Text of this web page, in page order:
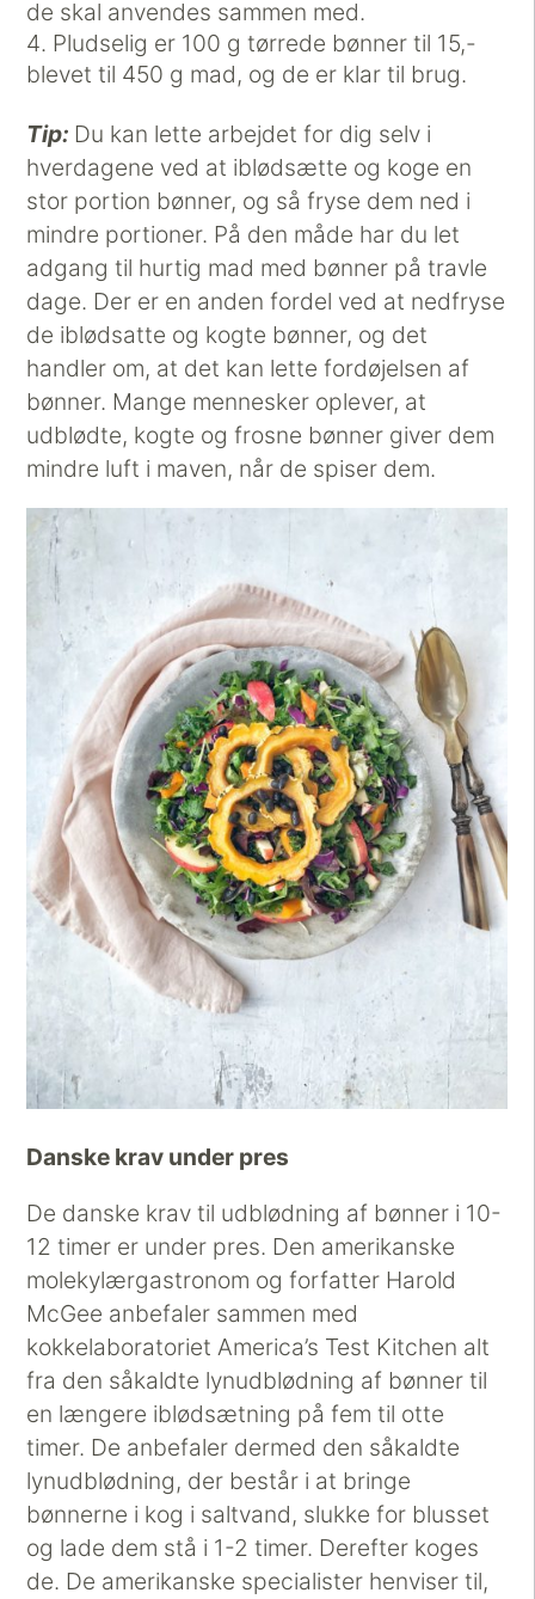
de skal anvendes sammen med.
Pludselig er 100 g tørrede bønner til 15,-
blevet til 450 g mad, og de er klar til brug.
Tip: Du kan lette arbejdet for dig selv i
hverdagene ved at iblødsætte og koge en
stor portion bønner, og så fryse dem ned i
mindre portioner. På den måde har du let
adgang til hurtig mad med bønner på travle
dage. Der er en anden fordel ved at nedfryse
de iblødsatte og kogte bønner, og det
handler om, at det kan lette fordøjelsen af
bønner. Mange mennesker oplever, at
udblødte, kogte og frosne bønner giver dem
mindre luft i maven, når de spiser dem.
Danske krav under pres
De danske krav til udblødning af bønner i 10-
12 timer er under pres. Den amerikanske
molekylærgastronom og forfatter Harold
McGee anbefaler sammen med
kokkelaboratoriet America’s Test Kitchen alt
fra den såkaldte lynudblødning af bønner til
en længere iblødsætning på fem til otte
timer. De anbefaler dermed den såkaldte
lynudblødning, der består i at bringe
bønnerne i kog i saltvand, slukke for blusset
og lade dem stå i 1-2 timer. Derefter koges
de. De amerikanske specialister henviser til,